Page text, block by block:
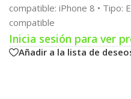
compatible: iPhone 8 • Tipo:
compatible
Inicia sesión para ver
Añadir a la lista de